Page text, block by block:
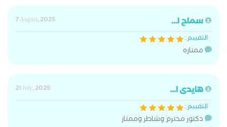
سماح ا...
7 August, 2025
التقييم :
ممتازه
هايدى ا...
21 July, 2025
التقييم :
دكتور محترم وشاطر وممتاز